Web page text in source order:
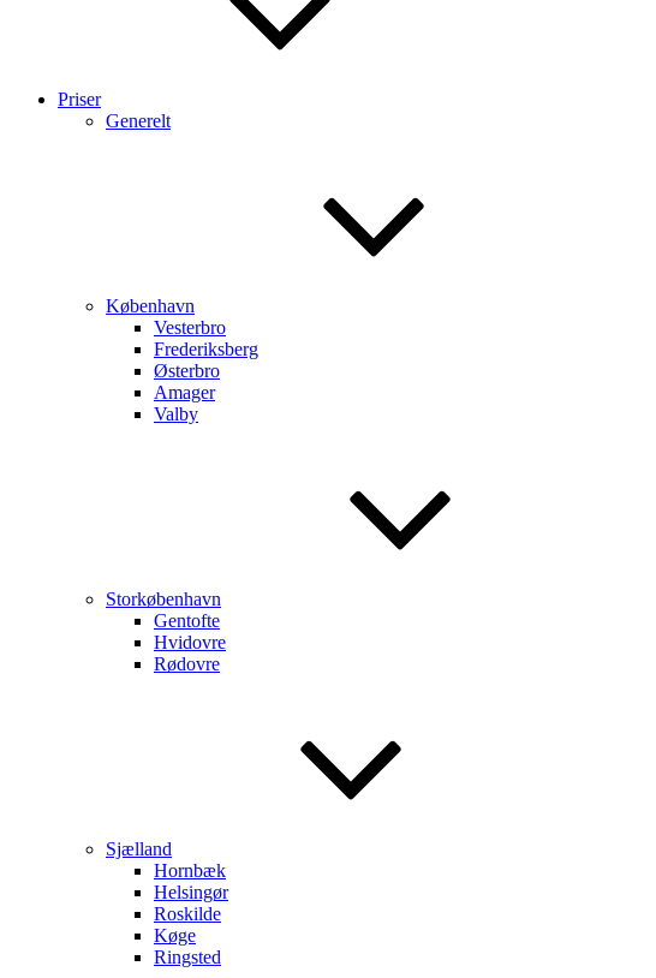
Priser
Generelt
København
Vesterbro
Frederiksberg
Østerbro
Amager
Valby
Storkøbenhavn
Gentofte
Hvidovre
Rødovre
Sjælland
Hornbæk
Helsingør
Roskilde
Køge
Ringsted